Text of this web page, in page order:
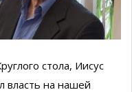
стола, Иисус
власть на нашей